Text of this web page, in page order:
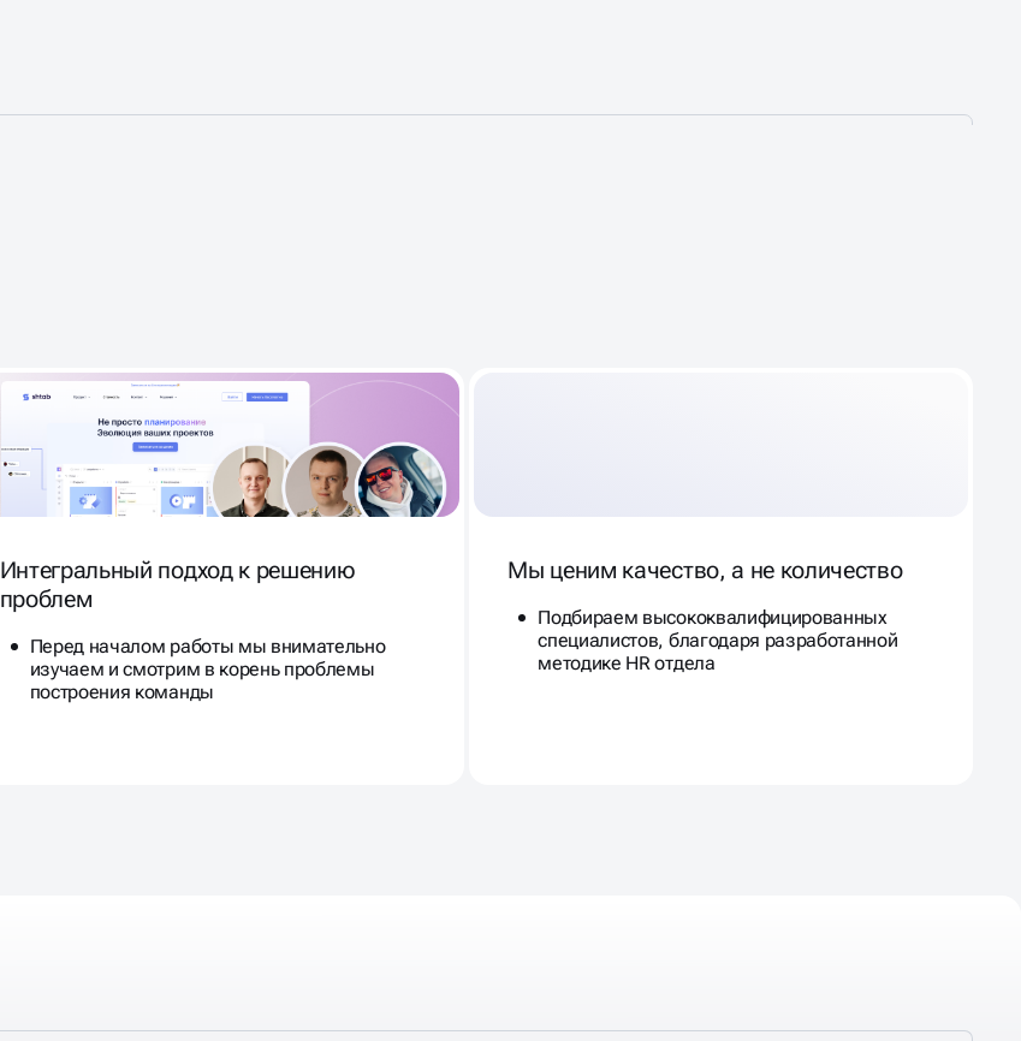
Интегральный подход к решению
проблем
Перед началом работы мы внимательно
изучаем и смотрим в корень проблемы
построения команды
Мы ценим качество, а не количество
Подбираем высококвалифицированных
специалистов, благодаря разработанной
методике HR отдела